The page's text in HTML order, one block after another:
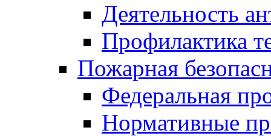
Деятельность
Профилактика
Пожарная
Федеральная
Нормативные